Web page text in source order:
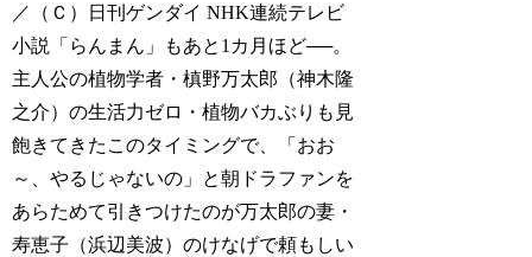
／（Ｃ）日刊ゲンダイ NHK連続テレビ
小説「らんまん」もあと1カ月ほど──。
主人公の植物学者・槙野万太郎（神木隆
之介）の生活力ゼロ・植物バカぶりも見
飽きてきたこのタイミングで、「おお
～、やるじゃないの」と朝ドラファンを
あらためて引きつけたのが万太郎の妻・
寿恵子（浜辺美波）のけなげで頼もしい